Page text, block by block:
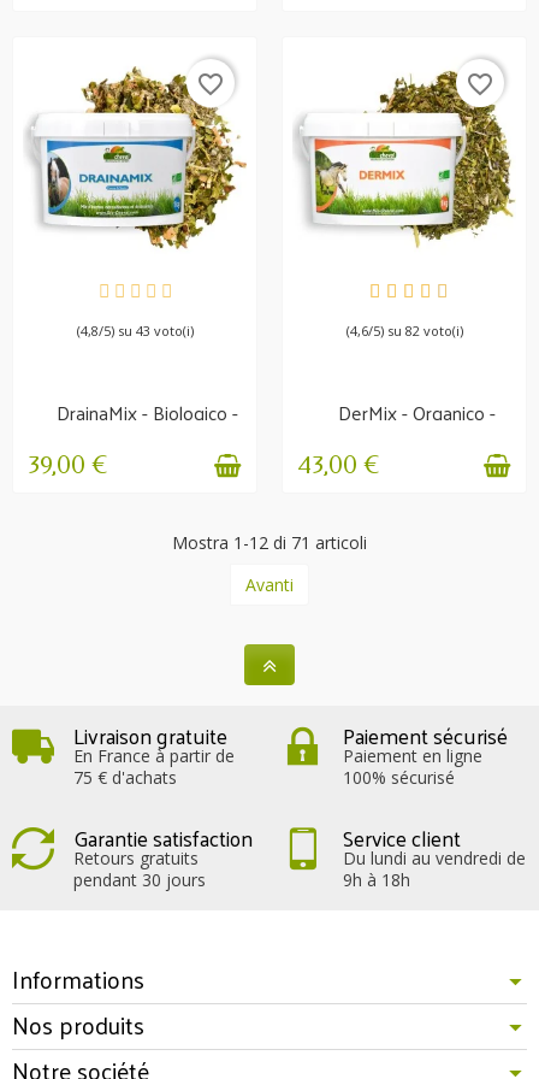
DISPONIBILE
favorite_border
(4,8/5) su 43 voto(i)
DrainaMix - Biologico -
Eliminazione delle...
39,00 €
DISPONIBILE
favorite_border
(4,6/5) su 82 voto(i)
DerMix - Organico -
Prurito
43,00 €
Mostra 1-12 di 71 articoli
Avanti
Livraison gratuite
En France à partir de
75 € d'achats
Paiement sécurisé
Paiement en ligne
100% sécurisé
Garantie satisfaction
Retours gratuits
pendant 30 jours
Service client
Du lundi au vendredi de
9h à 18h
Informations
Nos produits
Notre société